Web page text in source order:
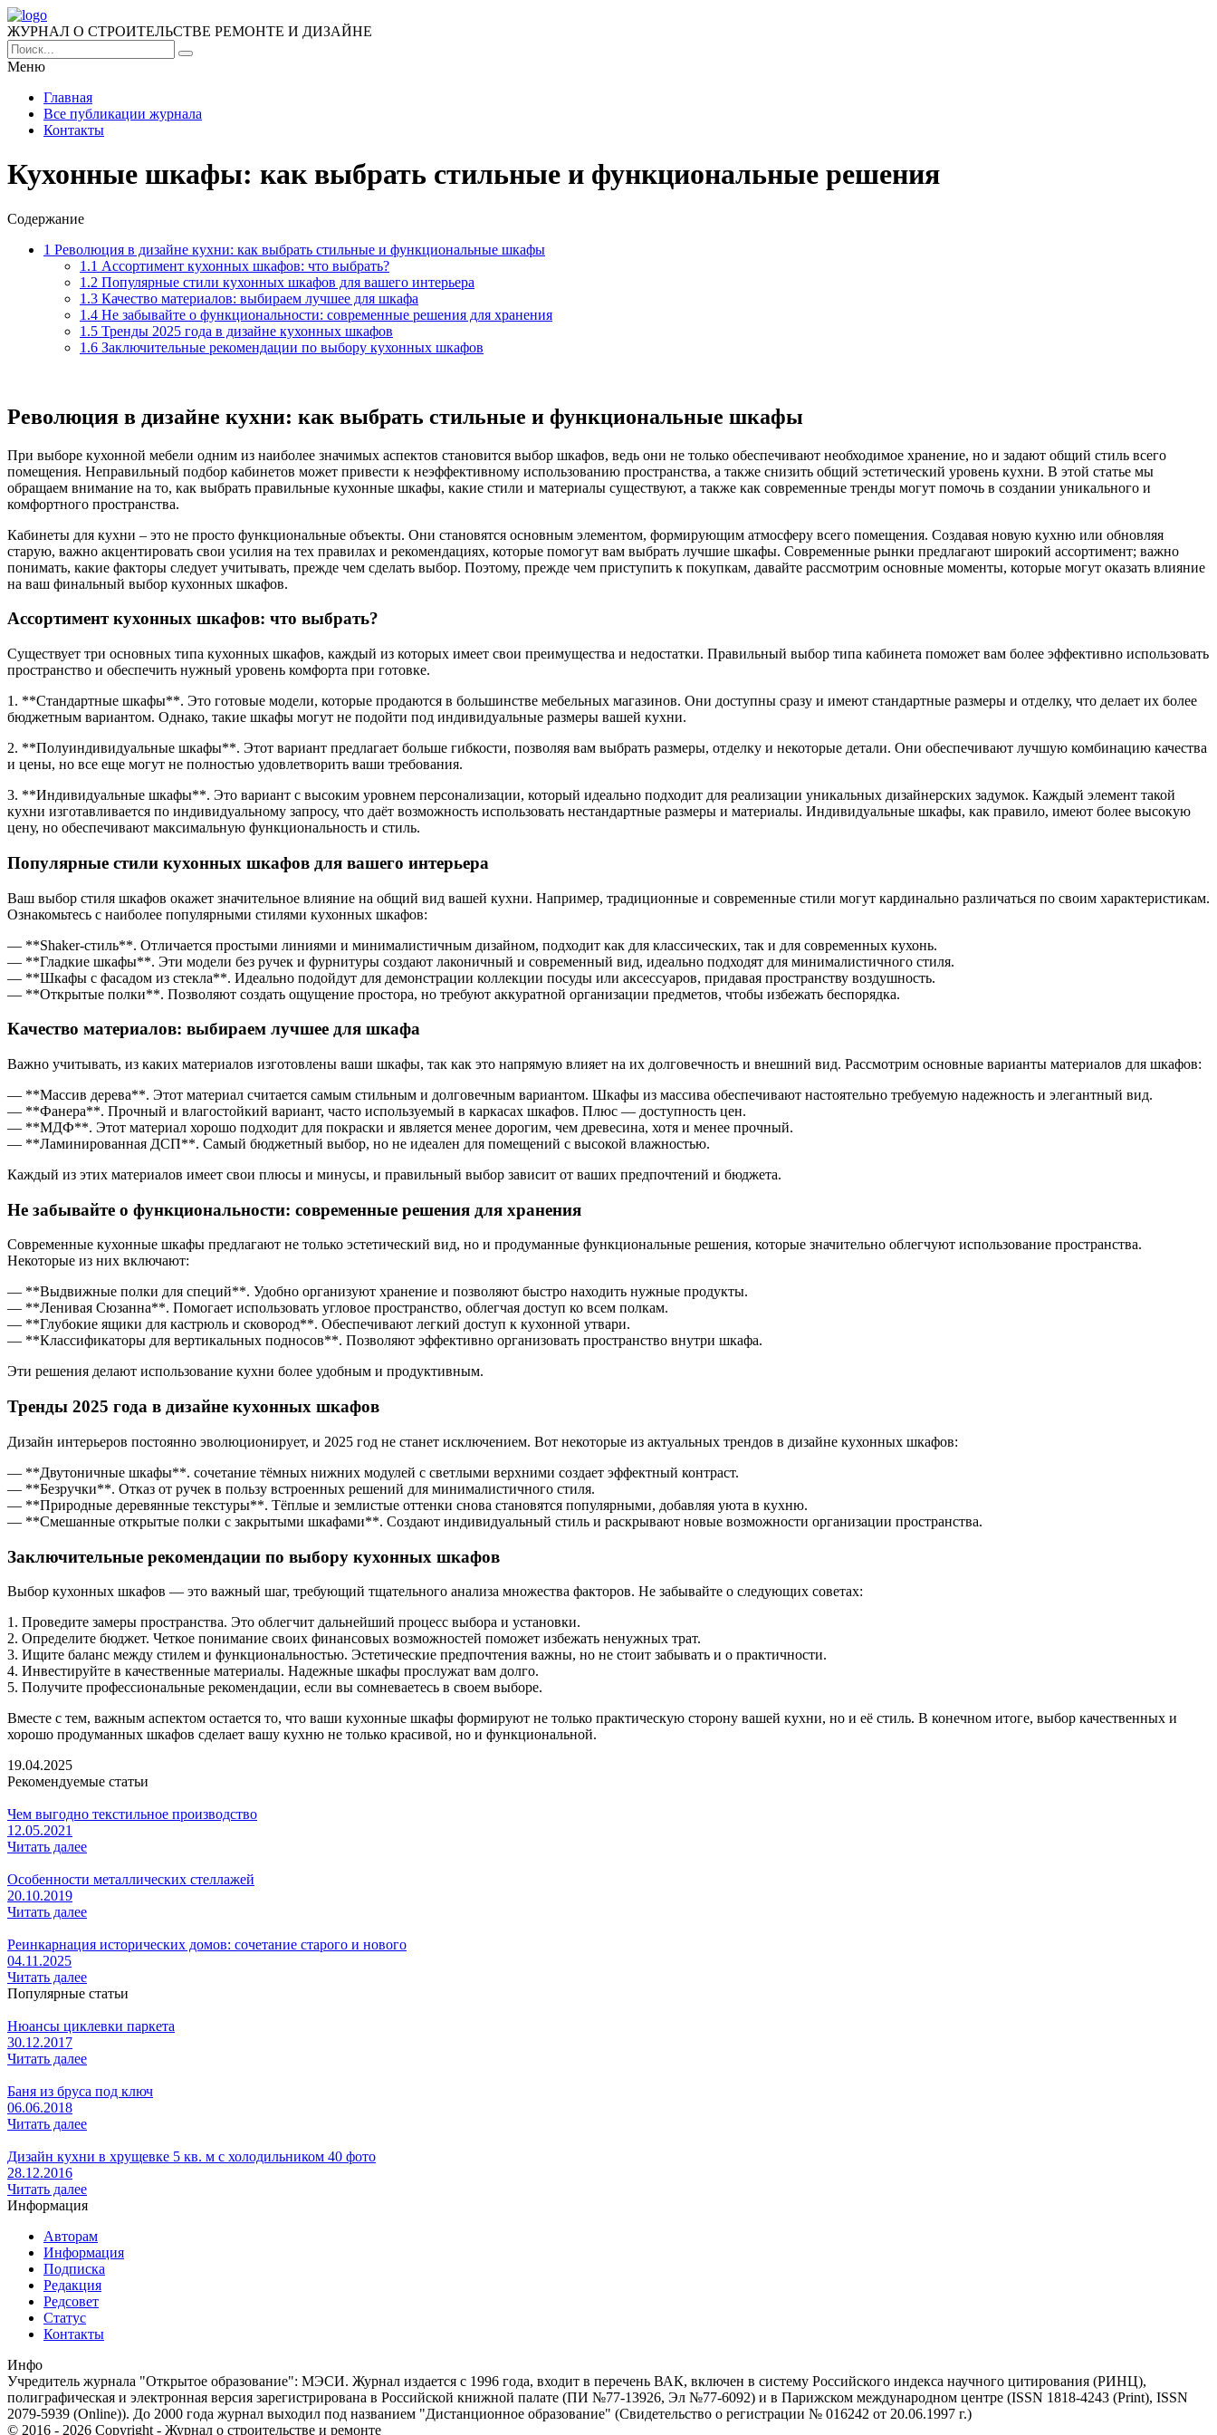
ЖУРНАЛ О СТРОИТЕЛЬСТВЕ РЕМОНТЕ И ДИЗАЙНЕ
Меню
Главная
Все публикации журнала
Контакты
Кухонные шкафы: как выбрать стильные и функциональные решения
Содержание
1 Революция в дизайне кухни: как выбрать стильные и функциональные шкафы
1.1 Ассортимент кухонных шкафов: что выбрать?
1.2 Популярные стили кухонных шкафов для вашего интерьера
1.3 Качество материалов: выбираем лучшее для шкафа
1.4 Не забывайте о функциональности: современные решения для хранения
1.5 Тренды 2025 года в дизайне кухонных шкафов
1.6 Заключительные рекомендации по выбору кухонных шкафов
Революция в дизайне кухни: как выбрать стильные и функциональные шкафы
При выборе кухонной мебели одним из наиболее значимых аспектов становится выбор шкафов, ведь они не только обеспечивают необходимое хранение, но и задают общий стиль всего
помещения. Неправильный подбор кабинетов может привести к неэффективному использованию пространства, а также снизить общий эстетический уровень кухни. В этой статье мы
обращаем внимание на то, как выбрать правильные кухонные шкафы, какие стили и материалы существуют, а также как современные тренды могут помочь в создании уникального и
комфортного пространства.
Кабинеты для кухни – это не просто функциональные объекты. Они становятся основным элементом, формирующим атмосферу всего помещения. Создавая новую кухню или обновляя
старую, важно акцентировать свои усилия на тех правилах и рекомендациях, которые помогут вам выбрать лучшие шкафы. Современные рынки предлагают широкий ассортимент; важно
понимать, какие факторы следует учитывать, прежде чем сделать выбор. Поэтому, прежде чем приступить к покупкам, давайте рассмотрим основные моменты, которые могут оказать влияние
на ваш финальный выбор кухонных шкафов.
Ассортимент кухонных шкафов: что выбрать?
Существует три основных типа кухонных шкафов, каждый из которых имеет свои преимущества и недостатки. Правильный выбор типа кабинета поможет вам более эффективно использовать
пространство и обеспечить нужный уровень комфорта при готовке.
1. **Стандартные шкафы**. Это готовые модели, которые продаются в большинстве мебельных магазинов. Они доступны сразу и имеют стандартные размеры и отделку, что делает их более
бюджетным вариантом. Однако, такие шкафы могут не подойти под индивидуальные размеры вашей кухни.
2. **Полуиндивидуальные шкафы**. Этот вариант предлагает больше гибкости, позволяя вам выбрать размеры, отделку и некоторые детали. Они обеспечивают лучшую комбинацию качества
и цены, но все еще могут не полностью удовлетворить ваши требования.
3. **Индивидуальные шкафы**. Это вариант с высоким уровнем персонализации, который идеально подходит для реализации уникальных дизайнерских задумок. Каждый элемент такой
кухни изготавливается по индивидуальному запросу, что даёт возможность использовать нестандартные размеры и материалы. Индивидуальные шкафы, как правило, имеют более высокую
цену, но обеспечивают максимальную функциональность и стиль.
Популярные стили кухонных шкафов для вашего интерьера
Ваш выбор стиля шкафов окажет значительное влияние на общий вид вашей кухни. Например, традиционные и современные стили могут кардинально различаться по своим характеристикам.
Ознакомьтесь с наиболее популярными стилями кухонных шкафов:
— **Shaker-стиль**. Отличается простыми линиями и минималистичным дизайном, подходит как для классических, так и для современных кухонь.
— **Гладкие шкафы**. Эти модели без ручек и фурнитуры создают лаконичный и современный вид, идеально подходят для минималистичного стиля.
— **Шкафы с фасадом из стекла**. Идеально подойдут для демонстрации коллекции посуды или аксессуаров, придавая пространству воздушность.
— **Открытые полки**. Позволяют создать ощущение простора, но требуют аккуратной организации предметов, чтобы избежать беспорядка.
Качество материалов: выбираем лучшее для шкафа
Важно учитывать, из каких материалов изготовлены ваши шкафы, так как это напрямую влияет на их долговечность и внешний вид. Рассмотрим основные варианты материалов для шкафов:
— **Массив дерева**. Этот материал считается самым стильным и долговечным вариантом. Шкафы из массива обеспечивают настоятельно требуемую надежность и элегантный вид.
— **Фанера**. Прочный и влагостойкий вариант, часто используемый в каркасах шкафов. Плюс — доступность цен.
— **МДФ**. Этот материал хорошо подходит для покраски и является менее дорогим, чем древесина, хотя и менее прочный.
— **Ламинированная ДСП**. Самый бюджетный выбор, но не идеален для помещений с высокой влажностью.
Каждый из этих материалов имеет свои плюсы и минусы, и правильный выбор зависит от ваших предпочтений и бюджета.
Не забывайте о функциональности: современные решения для хранения
Современные кухонные шкафы предлагают не только эстетический вид, но и продуманные функциональные решения, которые значительно облегчуют использование пространства.
Некоторые из них включают:
— **Выдвижные полки для специй**. Удобно организуют хранение и позволяют быстро находить нужные продукты.
— **Ленивая Сюзанна**. Помогает использовать угловое пространство, облегчая доступ ко всем полкам.
— **Глубокие ящики для кастрюль и сковород**. Обеспечивают легкий доступ к кухонной утвари.
— **Классификаторы для вертикальных подносов**. Позволяют эффективно организовать пространство внутри шкафа.
Эти решения делают использование кухни более удобным и продуктивным.
Тренды 2025 года в дизайне кухонных шкафов
Дизайн интерьеров постоянно эволюционирует, и 2025 год не станет исключением. Вот некоторые из актуальных трендов в дизайне кухонных шкафов:
— **Двутоничные шкафы**. сочетание тёмных нижних модулей с светлыми верхними создает эффектный контраст.
— **Безручки**. Отказ от ручек в пользу встроенных решений для минималистичного стиля.
— **Природные деревянные текстуры**. Тёплые и землистые оттенки снова становятся популярными, добавляя уюта в кухню.
— **Смешанные открытые полки с закрытыми шкафами**. Создают индивидуальный стиль и раскрывают новые возможности организации пространства.
Заключительные рекомендации по выбору кухонных шкафов
Выбор кухонных шкафов — это важный шаг, требующий тщательного анализа множества факторов. Не забывайте о следующих советах:
1. Проведите замеры пространства. Это облегчит дальнейший процесс выбора и установки.
2. Определите бюджет. Четкое понимание своих финансовых возможностей поможет избежать ненужных трат.
3. Ищите баланс между стилем и функциональностью. Эстетические предпочтения важны, но не стоит забывать и о практичности.
4. Инвестируйте в качественные материалы. Надежные шкафы прослужат вам долго.
5. Получите профессиональные рекомендации, если вы сомневаетесь в своем выборе.
Вместе с тем, важным аспектом остается то, что ваши кухонные шкафы формируют не только практическую сторону вашей кухни, но и её стиль. В конечном итоге, выбор качественных и
хорошо продуманных шкафов сделает вашу кухню не только красивой, но и функциональной.
19.04.2025
Рекомендуемые статьи
Чем выгодно текстильное производство
12.05.2021
Читать далее
Особенности металлических стеллажей
20.10.2019
Читать далее
Реинкарнация исторических домов: сочетание старого и нового
04.11.2025
Читать далее
Популярные статьи
Нюансы циклевки паркета
30.12.2017
Читать далее
Баня из бруса под ключ
06.06.2018
Читать далее
Дизайн кухни в хрущевке 5 кв. м с холодильником 40 фото
28.12.2016
Читать далее
Информация
Авторам
Информация
Подписка
Редакция
Редсовет
Статус
Контакты
Инфо
Учредитель журнала "Открытое образование": МЭСИ. Журнал издается с 1996 года, входит в перечень ВАК, включен в систему Российского индекса научного цитирования (РИНЦ),
полиграфическая и электронная версия зарегистрирована в Российской книжной палате (ПИ №77-13926, Эл №77-6092) и в Парижском международном центре (ISSN 1818-4243 (Print), ISSN
2079-5939 (Online)). До 2000 года журнал выходил под названием "Дистанционное образование" (Свидетельство о регистрации № 016242 от 20.06.1997 г.)
© 2016 - 2026 Copyright - Журнал о строительстве и ремонте